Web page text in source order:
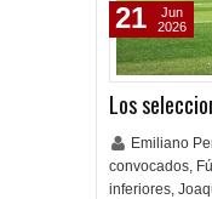
Los
Emiliano
convocados,
inferiores,
21
Jun
2026